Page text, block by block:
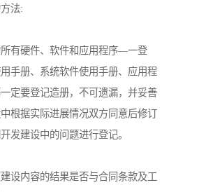
法:
有硬件、软件和应用程序—一登
手册、系统软件使用手册、应用程
定要登记造册，不可遗漏，并妥善
根据实际进展情况双方同意后修订
发建设中的问题进行登记。
设内容的结果是否与合同条款及工